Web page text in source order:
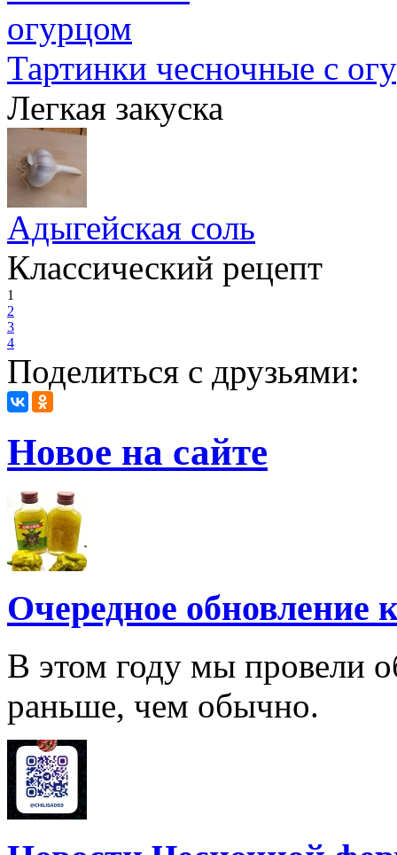
Тартинки чесночные с
Легкая закуска
Адыгейская соль
Классический рецепт
1
2
3
4
Поделиться с друзьями:
Новое на сайте
Очередное обновление
В этом году мы провели
раньше, чем обычно.